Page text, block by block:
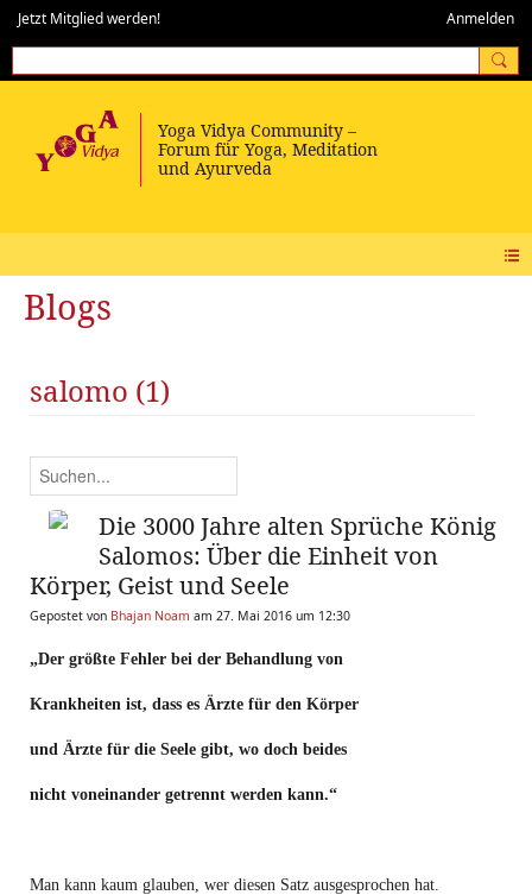
Jetzt Mitglied werden! Anmelden
Blogs
salomo (1)
Die 3000 Jahre alten Sprüche König
Salomos: Über die Einheit von
Körper, Geist und Seele
Gepostet von Bhajan Noam am 27. Mai 2016 um 12:30
„Der größte Fehler bei der Behandlung von
Krankheiten ist, dass es Ärzte für den Körper
und Ärzte für die Seele gibt, wo doch beides
nicht voneinander getrennt werden kann.“
Man kann kaum glauben, wer diesen Satz ausgesprochen hat.